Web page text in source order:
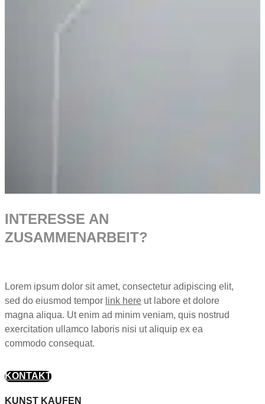
INTERESSE AN
ZUSAMMENARBEIT?
Lorem ipsum dolor sit amet, consectetur adipiscing elit,
sed do eiusmod tempor link here ut labore et dolore
magna aliqua. Ut enim ad minim veniam, quis nostrud
exercitation ullamco laboris nisi ut aliquip ex ea
commodo consequat.
KONTAKT
KUNST KAUFEN